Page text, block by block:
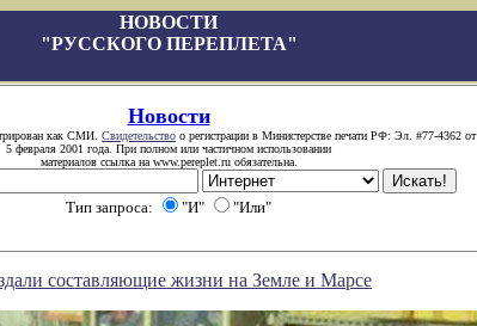
НОВОСТИ
"РУССКОГО ПЕРЕПЛЕТА"
Новости
как СМИ. Свидетельство о регистрации в Министерстве печати РФ: Эл. #77-4362 от
5 февраля 2001 года. При полном или частичном использовании
материалов ссылка на www.pereplet.ru обязательна.
Тип запроса: "И" "Или"
составляющие жизни на Земле и Марсе